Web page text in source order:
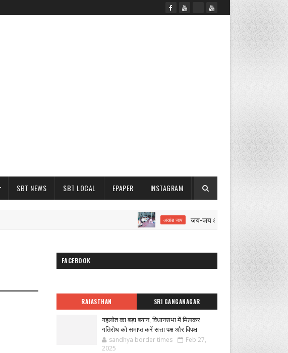
SBT NEWS SBT LOCAL EPAPER INSTAGRAM
अखंड जाप जय-जय अंबे जय जगदंबे का 12 घंटे का अखंड
FACEBOOK
RAJASTHAN SRI GANGANAGAR
गहलोत का बड़ा बयान, विधानसभा में मिलकर
गतिरोध को समाप्त करें सत्ता पक्ष और विपक्ष
sandhya border times
Feb 27,
2025